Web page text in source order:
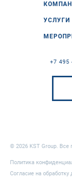
УСЛУГИ
+7 495
© 2026 KST Group.
Политика
Согласие на обработку